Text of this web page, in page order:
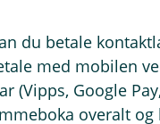
du betale
med mobilen
(Vipps, Google
overalt